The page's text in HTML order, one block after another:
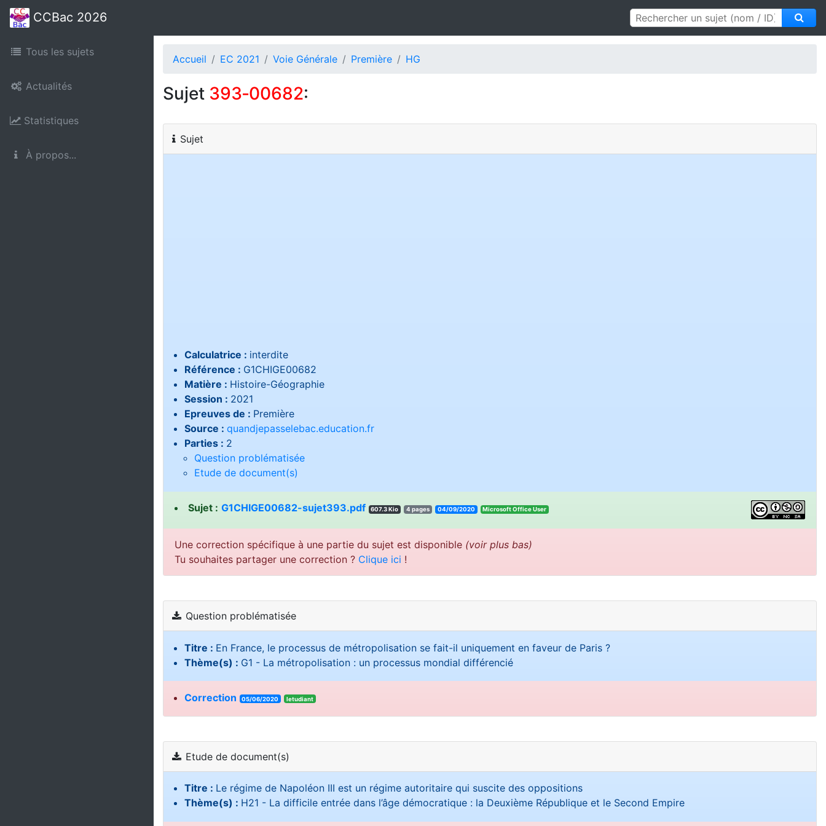
CCBac 2026
Tous les sujets
Actualités
Statistiques
À propos...
Accueil EC 2021 Voie Générale Première HG
Sujet 393‑00682:
Sujet
Calculatrice : interdite
Référence : G1CHIGE00682
Matière : Histoire-Géographie
Session : 2021
Epreuves de : Première
Source : quandjepasselebac.education.fr
Parties : 2
Question problématisée
Etude de document(s)
Sujet : G1CHIGE00682-sujet393.pdf 607.3 Kio 4 pages 04/09/2020 resU eciffO tfosorciM
Une correction spécifique à une partie du sujet est disponible (voir plus bas)
Tu souhaites partager une correction ? Clique ici !
Question problématisée
Titre : En France, le processus de métropolisation se fait-il uniquement en faveur de Paris ?
Thème(s) : G1 - La métropolisation : un processus mondial différencié
Correction 05/06/2020 letudiant
Etude de document(s)
Titre : Le régime de Napoléon III est un régime autoritaire qui suscite des oppositions
Thème(s) : H21 - La difficile entrée dans l’âge démocratique : la Deuxième République et le Second Empire